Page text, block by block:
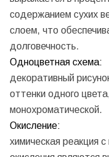
содержанием сухих
слоем, что
долговечность.
Одноцветная схема:
декоративный
оттенки одного
монохроматической.
Окисление:
химическая реакция